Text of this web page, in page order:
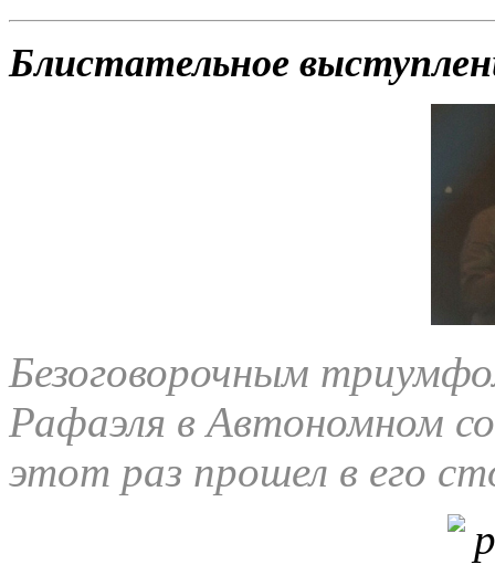
Блистательное
Безоговорочным
Рафаэля в Автономном
этот раз прошел в его